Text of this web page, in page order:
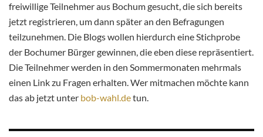
freiwillige Teilnehmer aus Bochum gesucht, die sich bereits
jetzt registrieren, um dann später an den Befragungen
teilzunehmen. Die Blogs wollen hierdurch eine Stichprobe
der Bochumer Bürger gewinnen, die eben diese repräsentiert.
Die Teilnehmer werden in den Sommermonaten mehrmals
einen Link zu Fragen erhalten. Wer mitmachen möchte kann
das ab jetzt unter bob-wahl.detun.